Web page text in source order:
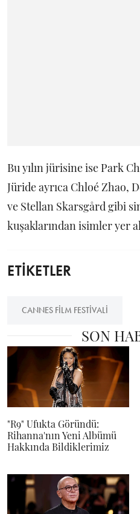
Bu yılın jürisine ise Park
Jüride ayrıca Chloé Zhao,
ve Stellan Skarsgård gibi
kuşaklarından isimler yer
ETİKETLER
CANNES FILM FESTIVALI
SON
"R9" Ufukta Göründü:
Rihanna'nın Yeni Albümü
Hakkında Bildiklerimiz